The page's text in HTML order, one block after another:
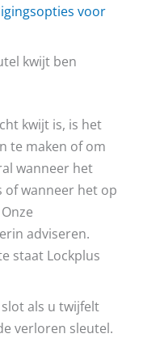
voor
kwijt ben
kwijt is, is het
te maken of om
wanneer het
of wanneer het op
adviseren.
staat Lockplus
als u twijfelt
verloren sleutel.